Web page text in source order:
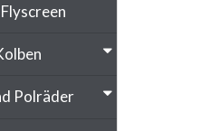
Polräder